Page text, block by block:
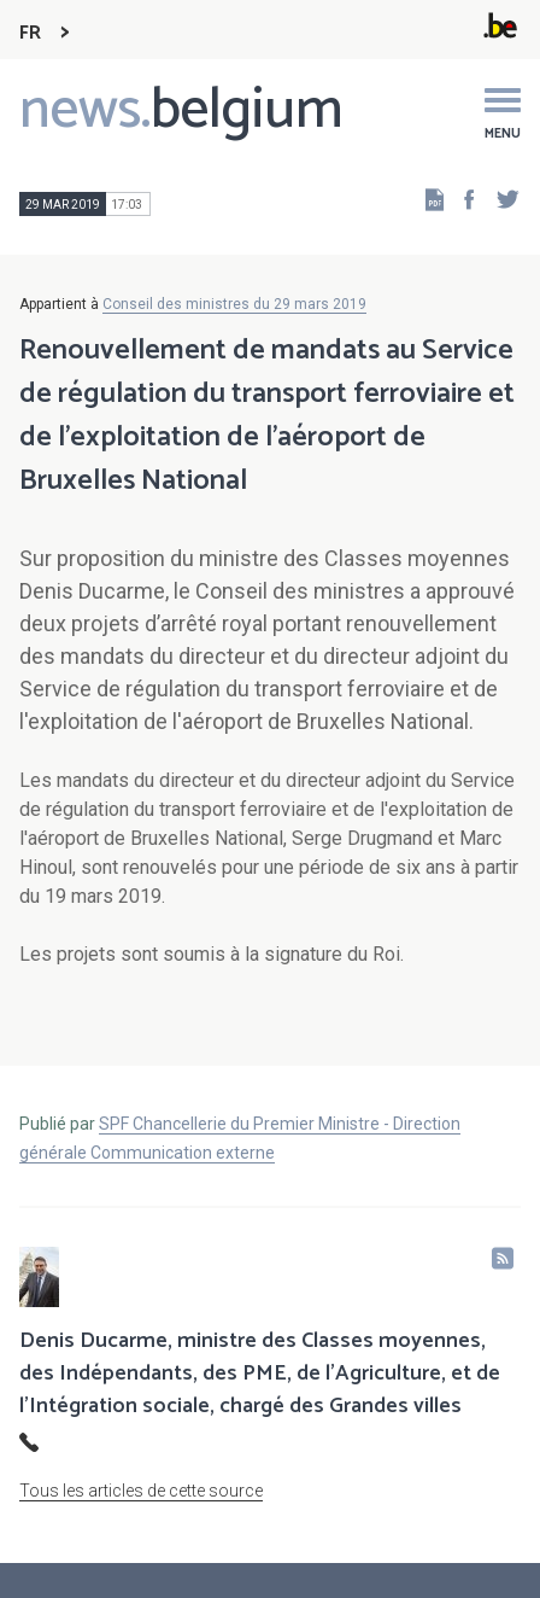
FR
news.belgium MENU
Main
navigation
29 MAR 2019 17:03
Appartient à Conseil des ministres du 29 mars 2019
Renouvellement de mandats au Service
de régulation du transport ferroviaire et
de l'exploitation de l'aéroport de
Bruxelles National
Sur proposition du ministre des Classes moyennes
Denis Ducarme, le Conseil des ministres a approuvé
deux projets d’arrêté royal portant renouvellement
des mandats du directeur et du directeur adjoint du
Service de régulation du transport ferroviaire et de
l'exploitation de l'aéroport de Bruxelles National.
Les mandats du directeur et du directeur adjoint du Service
de régulation du transport ferroviaire et de l'exploitation de
l'aéroport de Bruxelles National, Serge Drugmand et Marc
Hinoul, sont renouvelés pour une période de six ans à partir
du 19 mars 2019.
Les projets sont soumis à la signature du Roi.
Publié parSPF Chancellerie du Premier Ministre - Direction
générale Communication externe
Denis Ducarme, ministre des Classes moyennes,
des Indépendants, des PME, de l'Agriculture, et de
l'Intégration sociale, chargé des Grandes villes
Tous les articles de cette source